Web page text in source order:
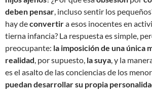
deben pensar, incluso sentir los
hay deconvertira esos inocentes en
tierna infancia? La respuesta es simple,
preocupante: la imposición de una única
realidad, por supuesto, la suya, y la
es el asalto de las conciencias de los
puedan desarrollar su propia